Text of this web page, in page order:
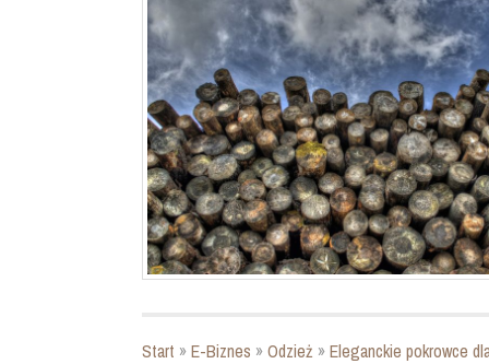
Start »E-Biznes »Odzież »Eleganckie pokrowce